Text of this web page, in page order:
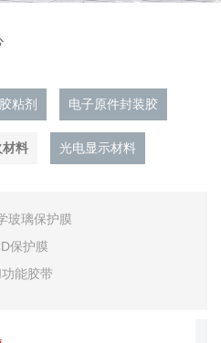
粘剂 电子原件封装胶
材料 光电显示材料
玻璃保护膜
保护膜
能胶带